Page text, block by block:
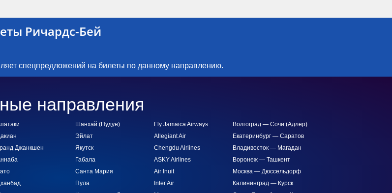
Ричардс-Бей
спецпредложений на билеты по данному направлению.
направления
Джанкшен
Шанхай (Пудун)
Эйлат
Якутск
Габала
Санта Мария
Пула
Fly Jamaica Airways
Allegiant Air
Chengdu Airlines
ASKY Airlines
Air Inuit
Inter Air
Волгоград — Сочи (Адлер)
Екатеринбург — Саратов
Владивосток — Магадан
Воронеж — Ташкент
Москва — Дюссельдорф
Калининград — Курск